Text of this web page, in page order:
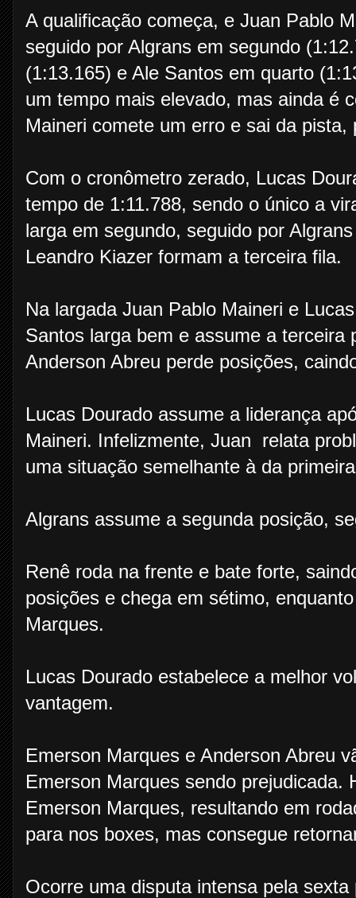
A qualificação começa, e Juan Pablo
seguido por Algrans em segundo
(1:13.165) e Ale Santos em quarto
um tempo mais elevado, mas ainda é
Maineri comete um erro e sai da
Com o cronômetro zerado, Lucas
tempo de 1:11.788, sendo o único a
larga em segundo, seguido por
Leandro Kiazer formam a terceira fila.
Na largada Juan Pablo Maineri e
Santos larga bem e assume a terceira
Anderson Abreu perde posições,
Lucas Dourado assume a liderança
Maineri. Infelizmente, Juan relata
uma situação semelhante à da
Algrans assume a segunda posição,
Renê roda na frente e bate forte,
posições e chega em sétimo,
Marques.
Lucas Dourado estabelece a melhor
vantagem.
Emerson Marques e Anderson Abreu
Emerson Marques sendo prejudicada.
Emerson Marques, resultando em
para nos boxes, mas consegue
Ocorre uma disputa intensa pela